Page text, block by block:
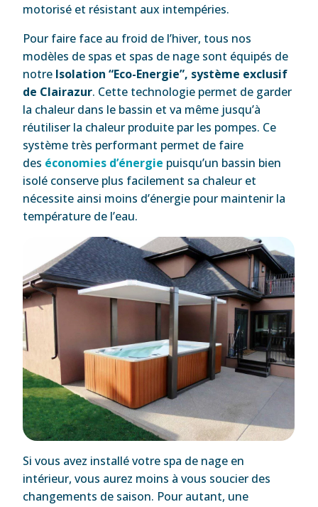
motorisé et résistant aux intempéries.
Pour faire face au froid de l’hiver, tous nos
modèles de spas et spas de nage sont équipés de
notre Isolation “Eco-Energie”, système exclusif
de Clairazur. Cette technologie permet de garder
la chaleur dans le bassin et va même jusqu’à
réutiliser la chaleur produite par les pompes. Ce
système très performant permet de faire
des économies d’énergie puisqu’un bassin bien
isolé conserve plus facilement sa chaleur et
nécessite ainsi moins d’énergie pour maintenir la
température de l’eau.
Si vous avez installé votre spa de nage en
intérieur, vous aurez moins à vous soucier des
changements de saison. Pour autant, une